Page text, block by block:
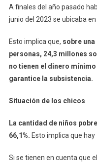
A finales del año pasado
junio del 2023 se ubicaba en
Esto implica que, sobre
personas, 24,3 millones
no tienen el dinero
garantice la subsistencia.
Situación de los chicos
La cantidad de niños
66,1%. Esto implica que hay
Si se tienen en cuenta que